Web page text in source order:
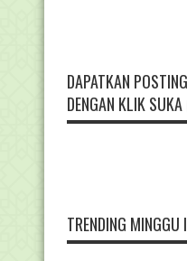
DAPATKAN
DENGAN KLIK
TRENDING MINGGU